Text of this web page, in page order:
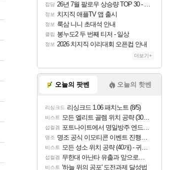
잡담 26년 7월 팔로우 상승량 TOP 30 - 월간 치지직
정보 치지직 애플TV 앱 출시
정보 룩삼 니니 초대석 안내
클립 봉누도2 두 번째 티저 - 일상
정보 2026 치지직 이리대회 오픈컵 안내
더보기+
오늘의 팟벤 오늘의 핫벤
리싱크드 리싱크드 1.06 패치노트 (8/5)
비스트 모든 엘리트 골렘 위치 공략 (30개) - 방랑 결투가
섭컬겜 포트나이트에서 명일방주 엔드필드 [펠리카] 판매 예정
명조 명조 공식 이모티콘 이벤트 진행해봤습니다! 참여부터 추첨까지????
비스트 모든 성소 위치 공략 (40개) - 귀환한 영혼 도전과제
섭컬겜 무한대 아난타 유출과 앞으로의 예상 (루머)
비스트 '하늘 위의 공포' 도전과제 달성법